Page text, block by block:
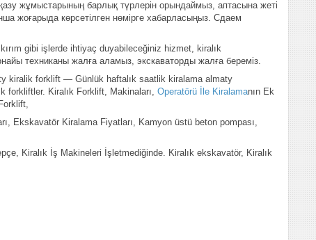
жұмыстарының барлық түрлерін орындаймыз, аптасына жеті
жоғарыда көрсетілген нөмірге хабарласыңыз. Сдаем
gibi işlerde ihtiyaç duyabileceğiniz hizmet, kiralık
техниканы жалға аламыз, экскаваторды жалға береміз.
kiralik forklift — Günlük haftalık saatlik kiralama almaty
forkliftler. Kiralık Forklift, Makinaları, Operatörü İle Kiralamanın Ek
Ekskavatör Kiralama Fiyatları, Kamyon üstü beton pompası,
Kiralık İş Makineleri İşletmediğinde. Kiralık ekskavatör, Kiralık